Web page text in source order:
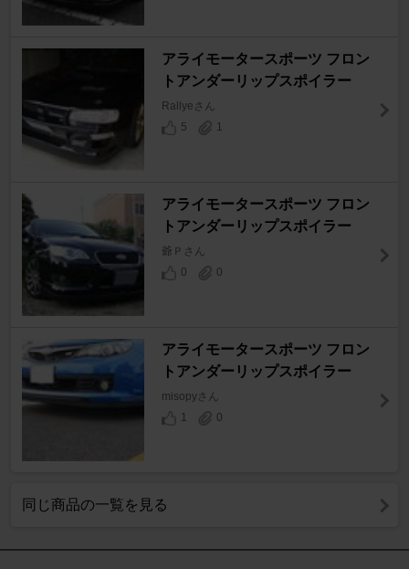
アライモータースポーツ フロン
トアンダーリップスポイラー
Rallyeさん
5
1
アライモータースポーツ フロン
トアンダーリップスポイラー
爺Ｐさん
0
0
アライモータースポーツ フロン
トアンダーリップスポイラー
misopyさん
1
0
同じ商品の一覧を見る